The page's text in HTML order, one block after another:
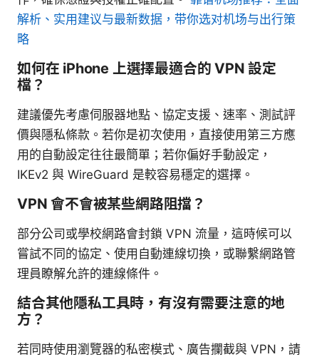
解析、实用建议与最新数据，带你选对机场与出行策
略
如何在 iPhone 上選擇最適合的 VPN 設定
檔？
建議優先考慮伺服器地點、協定支援、速率、測試評
價與隱私條款。若你是初次使用，直接使用第三方應
用的自動設定往往最簡單；若你偏好手動設定，
IKEv2 與 WireGuard 是較容易穩定的選擇。
VPN 會不會被某些網路阻擋？
部分公司或學校網路會封鎖 VPN 流量，這時候可以
嘗試不同的協定、使用自動連線切換，或聯繫網路管
理員瞭解允許的連線條件。
結合其他隱私工具時，有沒有需要注意的地
方？
若同時使用瀏覽器的私密模式、廣告攔截與 VPN，請